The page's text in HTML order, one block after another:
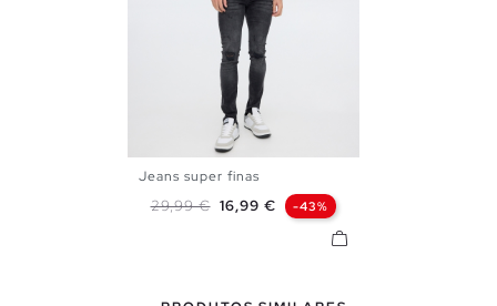
36 38 40 42
48
Jeans super finas
Preço normal
29,99 € Preço
16,99 € -43%